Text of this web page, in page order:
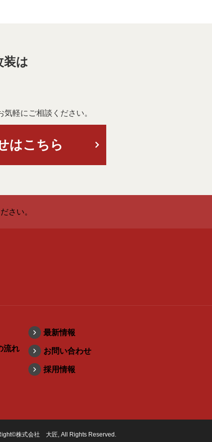
装は
軽にご相談ください。
はこちら
さい。
流れ
最新情報
お問い合わせ
採用情報
株式会社 大匠, All Rights Reserved.